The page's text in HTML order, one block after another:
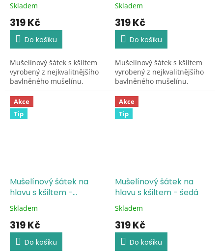
Průměrné
hodnocení
produktu
5,0
5
hvězdiček.
Skladem
319 Kč
Do košíku
Mušelínový šátek s kšiltem
vyrobený z nejkvalitnějšího
bavlněného mušelínu.
Průměrné
hodnocení
produktu
5,0
5
hvězdiček.
Skladem
319 Kč
Do košíku
Mušelínový šátek s kšiltem
vyrobený z nejkvalitnějšího
bavlněného mušelínu.
Akce
Tip
Mušelínový šátek na
hlavu s kšiltem -
starorůžová
Průměrné
hodnocení
produktu
5,0
Skladem
319 Kč
Do košíku
Akce
Tip
Mušelínový šátek na
hlavu s kšiltem - šedá
Průměrné
hodnocení
produktu
5,0
Skladem
319 Kč
Do košíku